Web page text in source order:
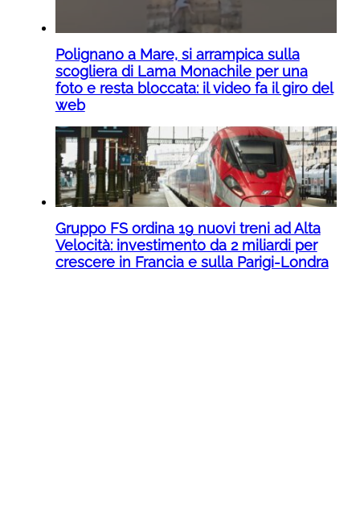
Polignano a Mare, si arrampica sulla
scogliera di Lama Monachile per una
foto e resta bloccata: il video fa il giro del
web
Gruppo FS ordina 19 nuovi treni ad Alta
Velocità: investimento da 2 miliardi per
crescere in Francia e sulla Parigi-Londra